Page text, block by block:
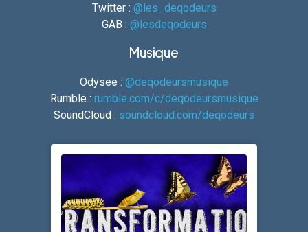
Twitter : @les_deqodeurs
GAB : @lesdeqodeurs
Musique
Odysee : @deqodeursmusique
Rumble : rumble.com/c/deqodeursmusique
SoundCloud : soundcloud.com/deqodeurs